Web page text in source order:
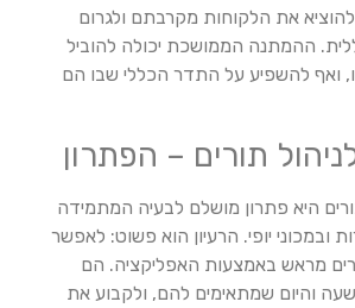
להוציא את הלקוחות מקרבתם ולגרום
ההמתנה הממושכת יכולה להוביל
ואף להשפיע על התדר הכללי שבו הם
תורים – הפתרון
היא פתרון מושלם לבעיה המתמידה
יופי. הרעיון הוא פשוט: לאפשר
מראש באמצעות האפליקציה. הם
והיום שמתאימים להם, ולקבוע את